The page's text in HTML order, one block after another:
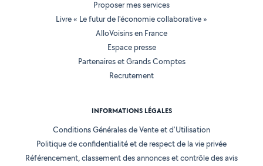
Proposer mes services
Livre « Le futur de l'économie collaborative »
AlloVoisins en France
Espace presse
Partenaires et Grands Comptes
Recrutement
INFORMATIONS LÉGALES
Conditions Générales de Vente et d'Utilisation
Politique de confidentialité et de respect de la vie privée
Référencement, classement des annonces et contrôle des avis